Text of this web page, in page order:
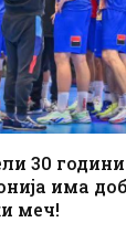
30 години
има
меч!